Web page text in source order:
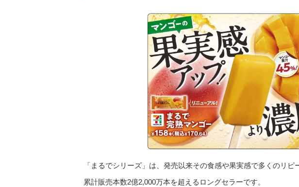
「まるでシリーズ」は、発売以来その食感や果実感で多くのリピ
累計販売本数2億2,000万本を超えるロングセラーです。